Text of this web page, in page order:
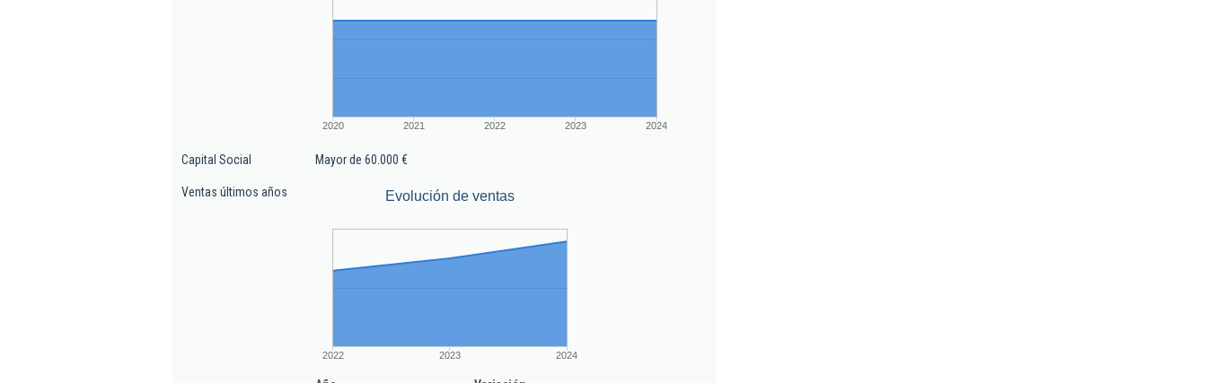
2020 2021 2022 2023 2024
Capital Social Mayor de 60.000 €
Ventas últimos años Evolución de ventas
2022 2023 2024